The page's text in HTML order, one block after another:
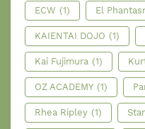
ECW (1) El
KAIENTAI DOJO (1)
Kai Fujimura (1)
OZ ACADEMY (1)
Rhea Ripley (1)